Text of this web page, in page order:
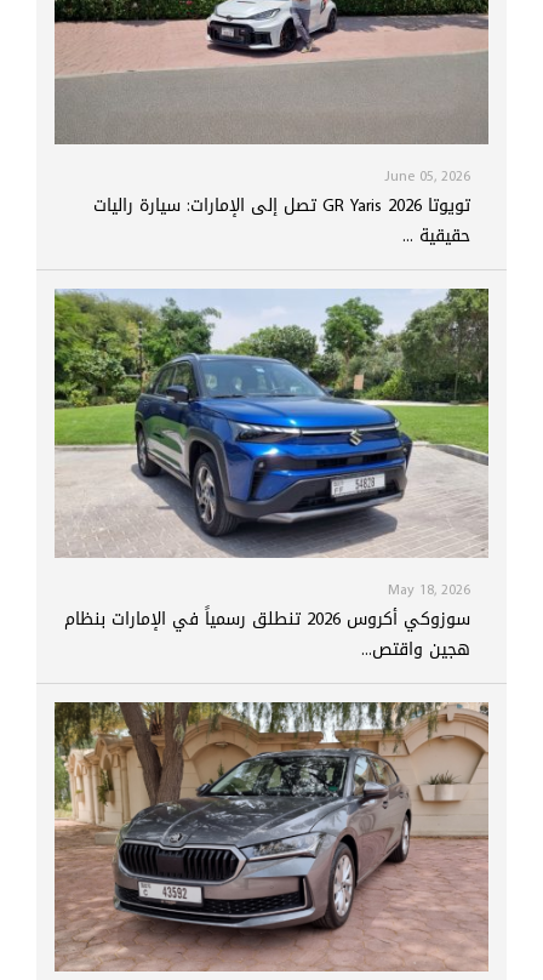
June 05, 2026
تويوتا GR Yaris 2026 تصل إلى الإمارات: سيارة راليات
حقيقية ...
May 18, 2026
سوزوكي أكروس 2026 تنطلق رسمياً في الإمارات بنظام
هجين واقتص...